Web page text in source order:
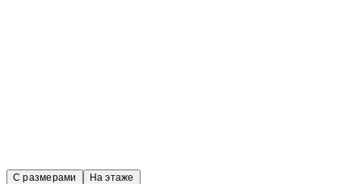
С размерами На этаже